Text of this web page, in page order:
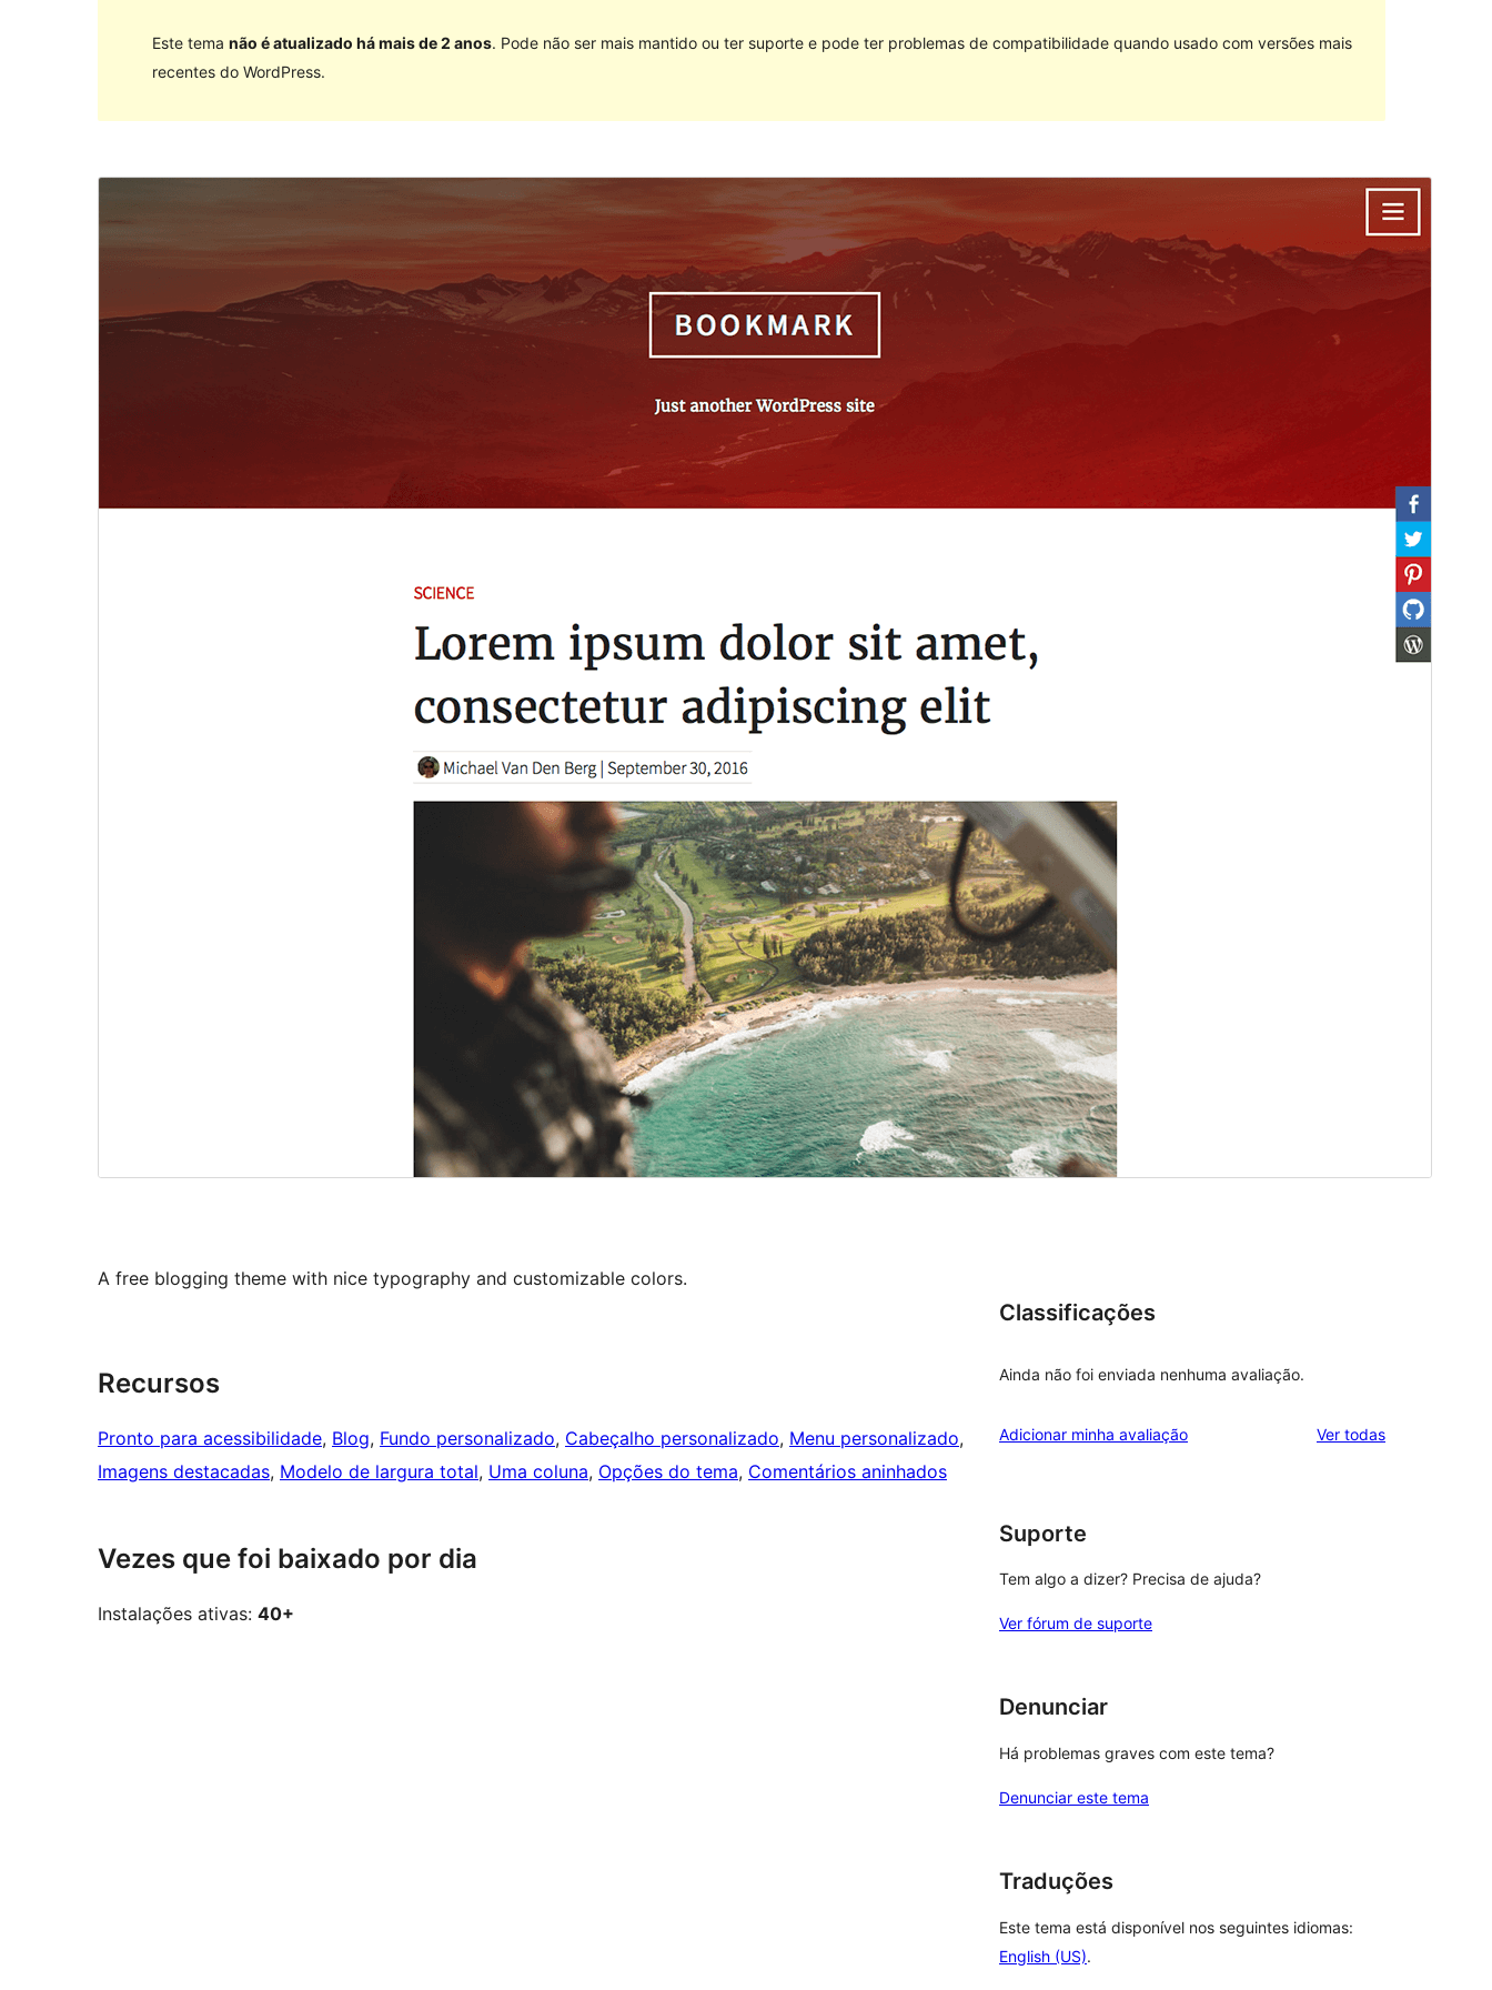
Este tema não é atualizado há mais de 2 anos. Pode não ser mais mantido ou ter suporte e pode ter problemas de compatibilidade quando usado com versões mais
recentes do WordPress.
Versão
1.0.2
Última atualização
15 de abril de 2017
Instalações ativas
A free blogging theme with nice typography and customizable colors.
Recursos
Pronto para acessibilidade, Blog, Fundo personalizado, Cabeçalho personalizado, Menu personalizado
Imagens destacadas, Modelo de largura total, Uma coluna, Opções do tema, Comentários aninhados
Vezes que foi baixado por dia
Instalações ativas: 40+
Classificações
Ainda não foi enviada nenhuma avaliação.
Adicionar minha avaliação Ver todasavaliações
Suporte
Tem algo a dizer? Precisa de ajuda?
Ver fórum de suporte
Denunciar
Há problemas graves com este tema?
Denunciar este tema
Traduções
Este tema está disponível nos seguintes idiomas:
English (US).